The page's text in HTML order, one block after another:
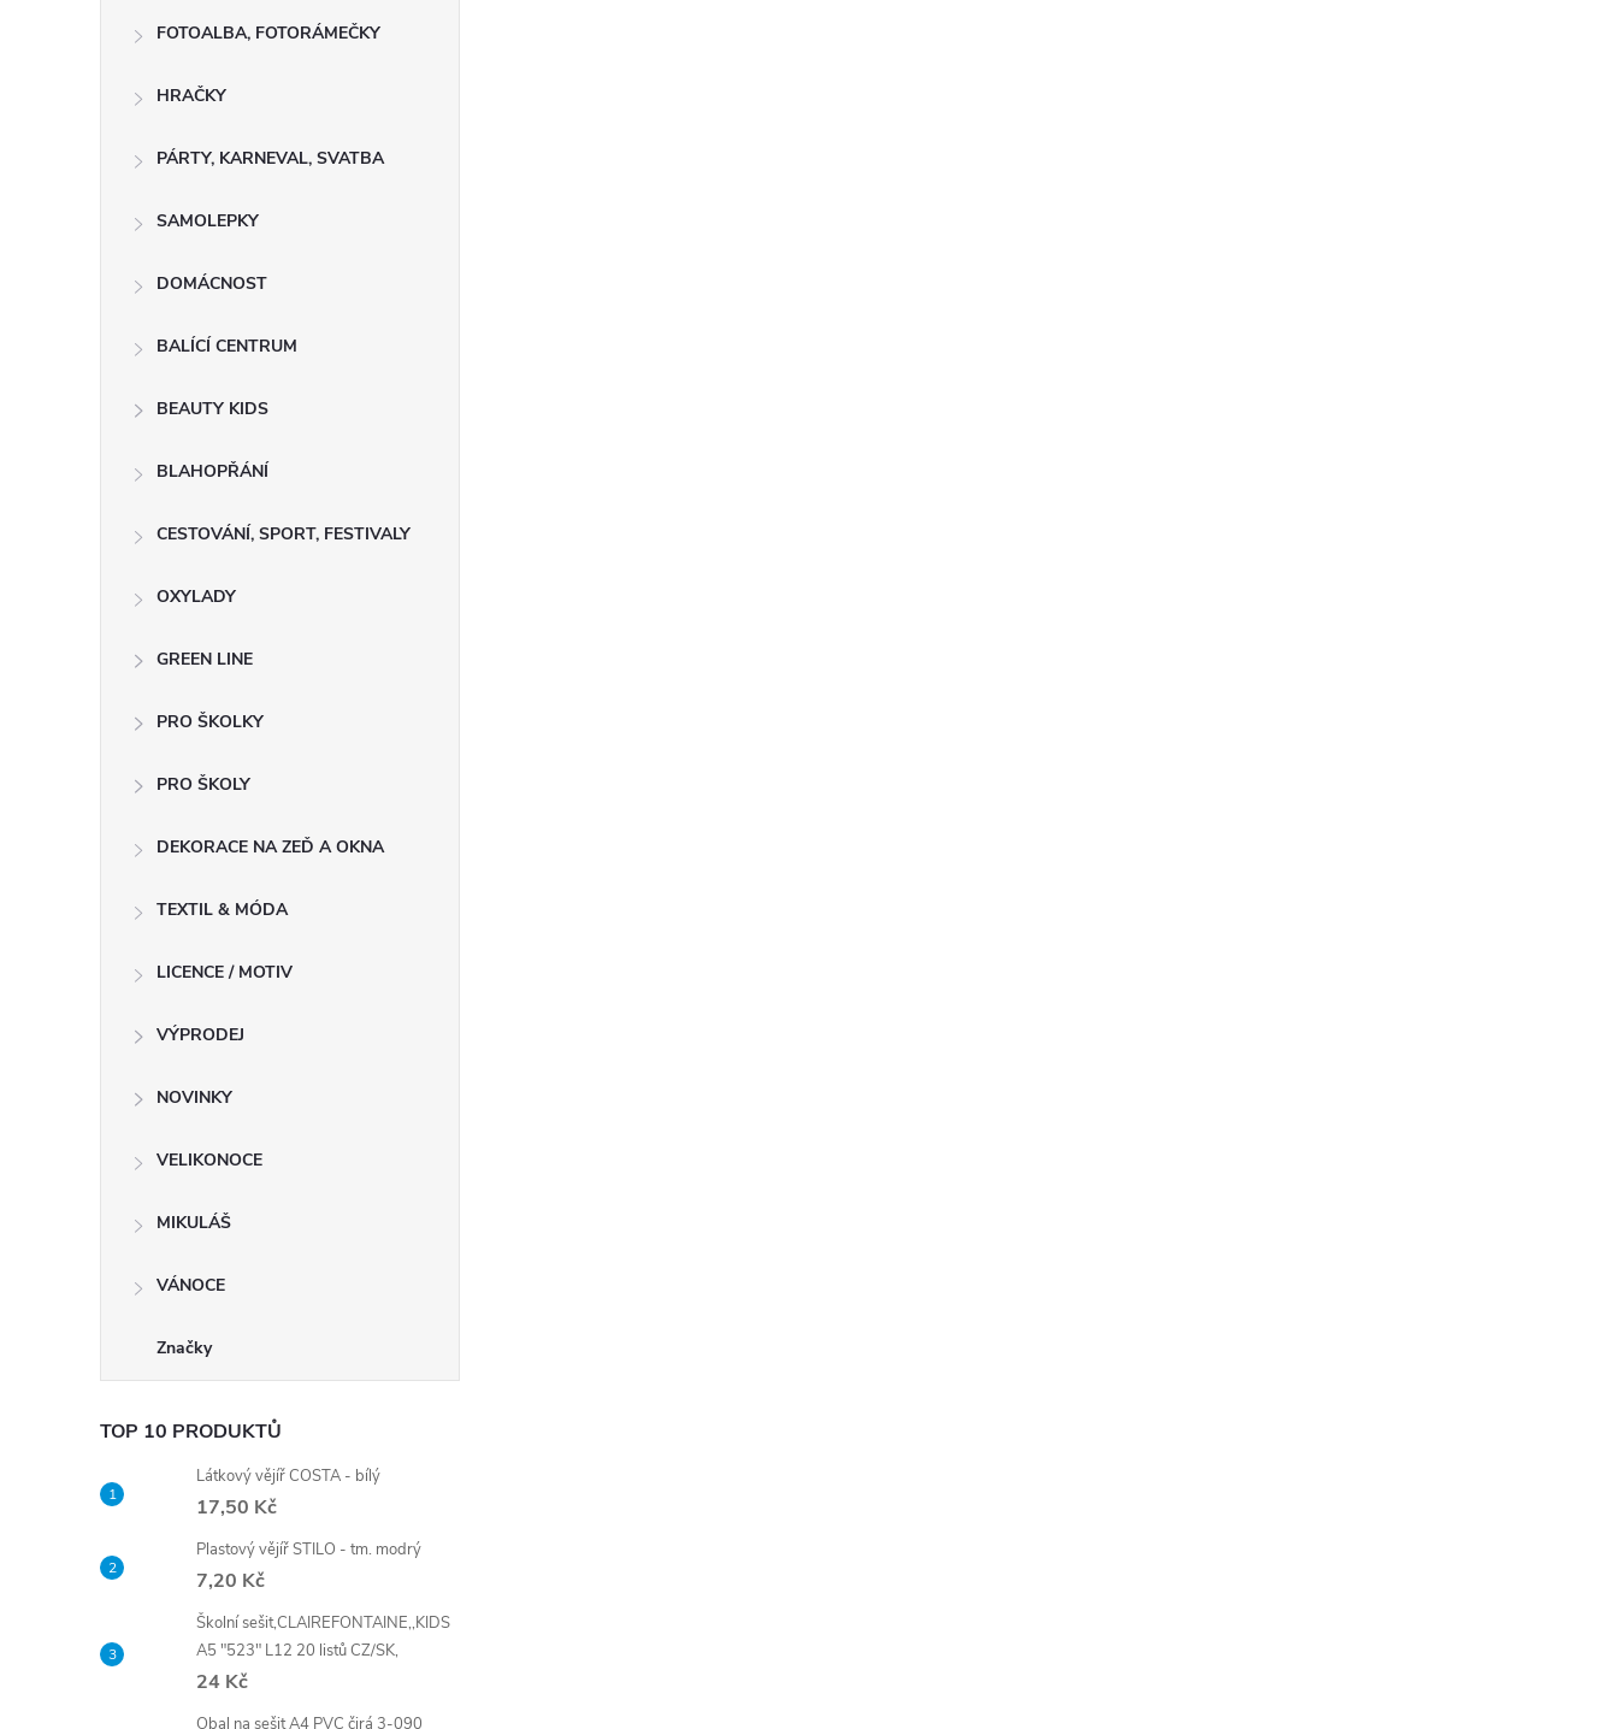
FOTOALBA, FOTORÁMEČKY
HRAČKY
PÁRTY, KARNEVAL, SVATBA
SAMOLEPKY
DOMÁCNOST
BALÍCÍ CENTRUM
BEAUTY KIDS
BLAHOPŘÁNÍ
CESTOVÁNÍ, SPORT, FESTIVALY
OXYLADY
GREEN LINE
PRO ŠKOLKY
PRO ŠKOLY
DEKORACE NA ZEĎ A OKNA
TEXTIL & MÓDA
LICENCE / MOTIV
VÝPRODEJ
NOVINKY
VELIKONOCE
MIKULÁŠ
VÁNOCE
Značky
TOP 10 PRODUKTŮ
Látkový vějíř COSTA - bílý
17,50 Kč
Plastový vějíř STILO - tm. modrý
7,20 Kč
Školní sešit,CLAIREFONTAINE,,KIDS
A5 "523" L12 20 listů CZ/SK,
24 Kč
Obal na sešit A4 PVC čirá 3-090